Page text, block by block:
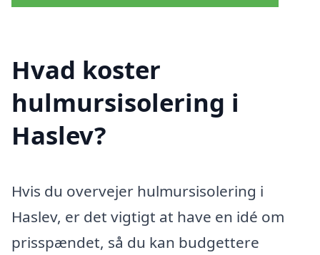
Hvad koster
hulmursisolering i
Haslev?
Hvis du overvejer hulmursisolering i
Haslev, er det vigtigt at have en idé om
prisspændet, så du kan budgettere